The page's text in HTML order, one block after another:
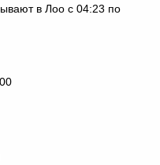
в Лоо с 04:23 по